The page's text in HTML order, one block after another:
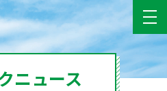
ニュース